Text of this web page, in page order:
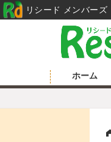
ホーム
リシード メンバーズ